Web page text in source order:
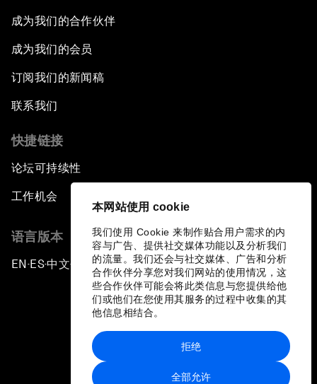
本网站使用 cookie
我们使用 Cookie 来制作贴合用户需求的内
容与广告、提供社交媒体功能以及分析我们
的流量。我们还会与社交媒体、广告和分析
合作伙伴分享您对我们网站的使用情况，这
些合作伙伴可能会将此类信息与您提供给他
们或他们在您使用其服务的过程中收集的其
他信息相结合。
全部允许
拒绝
成为我们的合作伙伴
成为我们的会员
订阅我们的新闻稿
联系我们
快捷链接
论坛可持续性
工作机会
语言版本
EN ▪ES▪中文▪ 日本語